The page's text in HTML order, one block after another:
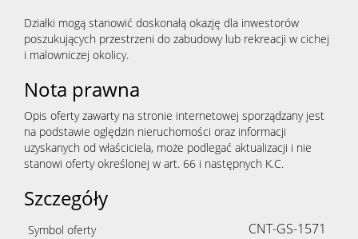
Działki mogą stanowić doskonałą okazję dla inwestorów
poszukujących przestrzeni do zabudowy lub rekreacji w cichej
i malowniczej okolicy.
Nota prawna
Opis oferty zawarty na stronie internetowej sporządzany jest
na podstawie oględzin nieruchomości oraz informacji
uzyskanych od właściciela, może podlegać aktualizacji i nie
stanowi oferty określonej w art. 66 i następnych K.C.
Szczegóły
Symbol oferty CNT-GS-1571